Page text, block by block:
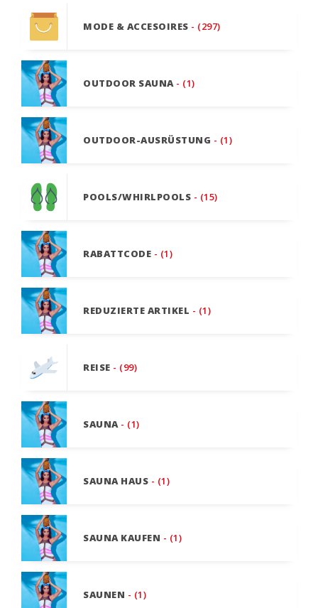
MODE & ACCESOIRES - (297)
OUTDOOR SAUNA - (1)
OUTDOOR-AUSRÜSTUNG - (1)
POOLS/WHIRLPOOLS - (15)
RABATTCODE - (1)
REDUZIERTE ARTIKEL - (1)
REISE - (99)
SAUNA - (1)
SAUNA HAUS - (1)
SAUNA KAUFEN - (1)
SAUNEN - (1)